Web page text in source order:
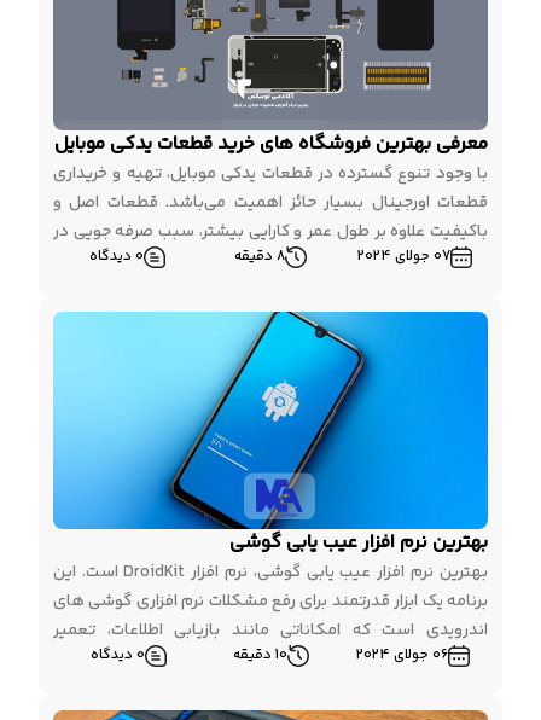
معرفی بهترین فروشگاه های خرید قطعات یدکی موبایل
با وجود تنوع گسترده در قطعات یدکی موبایل، تهیه و خریداری
قطعات اورجینال بسیار حائز اهمیت می‌باشد. قطعات اصل و
باکیفیت علاوه بر طول عمر و کارایی بیشتر، سبب صرفه جویی در
هزینه ها می‌شوند چونکه قطعات فیک و به اصطلاح high copy
شد. از […]
07 جولای 2024 8 دقیقه 0 دیدگاه
بهترین نرم افزار عیب یابی گوشی
بهترین نرم افزار عیب یابی گوشی، نرم افزار DroidKit است. این
برنامه یک ابزار قدرتمند برای رفع مشکلات نرم افزاری گوشی های
اندرویدی است که امکاناتی مانند بازیابی اطلاعات، تعمیر
سیستم عامل، حذف قفل صفحه و رفع ارورهای مختلف را ارائه
06 جولای 2024 10 دقیقه 0 دیدگاه